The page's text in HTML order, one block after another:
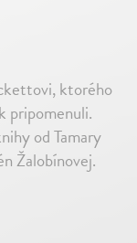
ktorého
pripomenuli.
od Tamary
Žalobínovej.